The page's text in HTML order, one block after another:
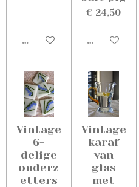
Uitverkocht
€ 24,50
Uitverkocht
Vintage
6-
delige
onderz
etters
Vintage
karaf
van
glas
met